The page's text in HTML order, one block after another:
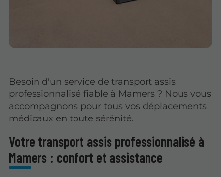
Besoin d'un service de transport assis
professionnalisé fiable à Mamers ? Nous vous
accompagnons pour tous vos déplacements
médicaux en toute sérénité.
Votre transport assis professionnalisé à
Mamers : confort et assistance